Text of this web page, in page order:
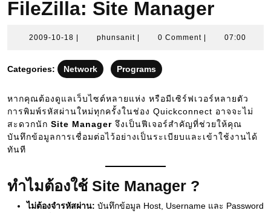
FileZilla: Site Manager
2009-10-18 2009-phunsanit phunsanit0 Comment 07:00
Categories: Network Programs
หากคุณต้องดูแลเว็บไซต์หลายแห่ง หรือมีเซิร์ฟเวอร์หลายตัว
การพิมพ์รหัสผ่านใหม่ทุกครั้งในช่อง Quickconnect อาจจะไม่
สะดวกนัก Site Manager จึงเป็นฟีเจอร์สำคัญที่ช่วยให้คุณ
บันทึกข้อมูลการเชื่อมต่อไว้อย่างเป็นระเบียบและเข้าใช้งานได้
ทันที
ทำไมต้องใช้ Site Manager ?
ไม่ต้องจำรหัสผ่าน: บันทึกข้อมูล Host, Username และ Password